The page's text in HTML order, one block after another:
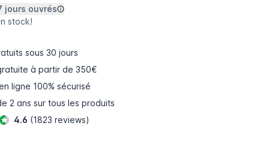
jours ouvrés
stock!
sous 30 jours
à partir de 350€
ligne 100% sécurisé
2 ans sur tous les produits
4.6 (1823 reviews)